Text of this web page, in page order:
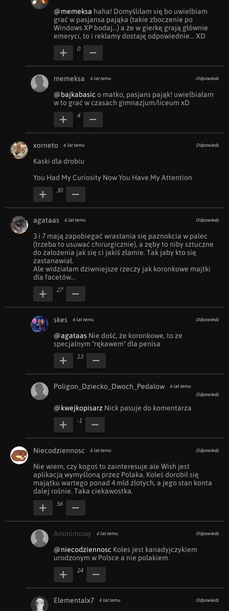
@memeksa haha! Domyśliłam się bo uwielbiam
grać w pasjansa pająka (takie zboczenie po
Windows XP bodaj...) a że w gierkę grają głównie
emeryci, to i reklamy dostaję odpowiednie... XD
0
memeksa 6 lat temu Odpowiedz
@bajkabasic o matko, pasjans pająk! uwielbiałam
w to grać w czasach gimnazjum/liceum xD
4
xorneto 6 lat temu Odpowiedz
Kaski dla drobiu
You Had My Curiosity Now You Have My Attention
30
agataas 6 lat temu Odpowiedz
3 i 7 mają zapobiegać wrastania się paznokcia w palec
(trzeba to usuwać chirurgicznie), a zęby to niby sztuczne
do założenia jak się ci jakiś złamie. Tak jaby kto się
zastanawiał.
Ale widziałam dziwniejsze rzeczy jak koronkowe majtki
dla facetów...
27
skes 6 lat temu Odpowiedz
@agataas Nie dość, że koronkowe, to ze
specjalnym "rękawem" dla penisa
13
Poligon_Dziecko_Dwoch_Pedalow
6 lat temu
Odpowiedz
@kwejkopisarz Nick pasuje do komentarza
-1
Niecodziennosc 6 lat temu Odpowiedz
Nie wiem, czy kogoś to zainteresuje ale Wish jest
aplikacją wymyśloną przez Polaka. Koleś dorobił się
majątku wartego ponad 4 mld złotych, a jego stan konta
dalej rośnie. Taka ciekawostka.
56
Anonimowy 6 lat temu Odpowiedz
@niecodziennosc Koles jest kanadyjczykiem
urodzonym w Polsce a nie polakiem.
24
Elementalx7 6 lat temu Odpowiedz